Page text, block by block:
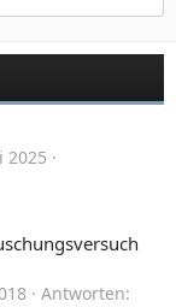
2025
Antworten: